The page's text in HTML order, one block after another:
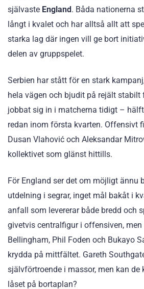
självaste England. Båda nationerna
långt i kvalet och har alltså allt att
starka lag där ingen vill ge bort
delen av gruppspelet.
Serbien har stått för en stark
hela vägen och bjudit på rejält stabilt
jobbat sig in i matcherna tidigt –
redan inom första kvarten. Offensivt
Dusan Vlahović och Aleksandar
kollektivet som glänst hittills.
För England ser det om möjligt ännu
utdelning i segrar, inget mål bakåt i
anfall som levererar både bredd och
givetvis centralfigur i offensiven,
Bellingham, Phil Foden och Bukayo
krydda på mittfältet. Gareth
självförtroende i massor, men kan de
låset på bortaplan?